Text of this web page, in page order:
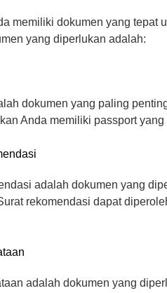
memiliki dokumen yang tepat
yang diperlukan adalah:
dokumen yang paling
Anda memiliki passport
adalah dokumen yang
rekomendasi dapat
adalah dokumen yang